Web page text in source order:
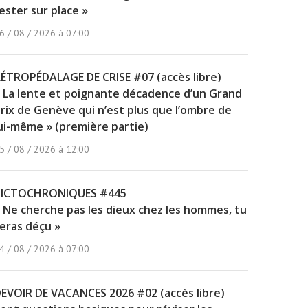
sur place »
/ 08 / 2026 à 07:00
DE CRISE #07 (accès libre)
La lente et poignante décadence d’un Grand
de Genève qui n’est plus que l’ombre de
même » (première partie)
/ 08 / 2026 à 12:00
#445
Ne cherche pas les dieux chez les hommes, tu
déçu »
/ 08 / 2026 à 07:00
DE VACANCES 2026 #02 (accès libre)